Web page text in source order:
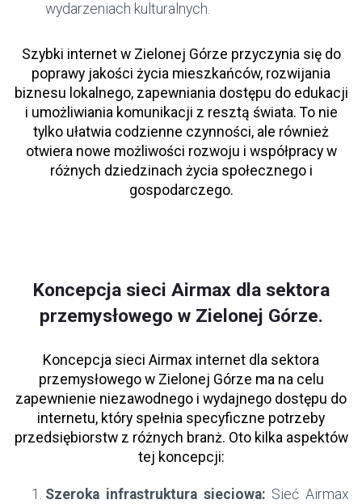
wydarzeniach kulturalnych.
Szybki internet w Zielonej Górze przyczynia się do
poprawy jakości życia mieszkańców, rozwijania
biznesu lokalnego, zapewniania dostępu do edukacji
i umożliwiania komunikacji z resztą świata. To nie
tylko ułatwia codzienne czynności, ale również
otwiera nowe możliwości rozwoju i współpracy w
różnych dziedzinach życia społecznego i
gospodarczego.
Koncepcja sieci Airmax dla sektora
przemysłowego w Zielonej Górze.
Koncepcja sieci Airmax internet dla sektora
przemysłowego w Zielonej Górze ma na celu
zapewnienie niezawodnego i wydajnego dostępu do
internetu, który spełnia specyficzne potrzeby
przedsiębiorstw z różnych branż. Oto kilka aspektów
tej koncepcji:
Szeroka infrastruktura sieciowa: Sieć Airmax